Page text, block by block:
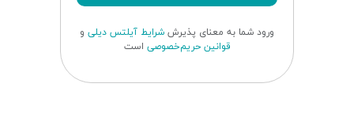
ورود شما به معنای پذیرششرایط آیلتس دیلی و
قوانین حریم‌خصوصی است